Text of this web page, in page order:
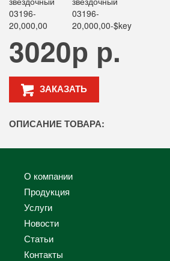
3020р р.
ЗАКАЗАТЬ
ОПИСАНИЕ ТОВАРА:
О компании
Продукция
Услуги
Новости
Статьи
Контакты